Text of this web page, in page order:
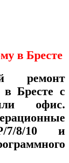
в Бресте
ремонт
в Бресте с
офис.
7/8/10 и